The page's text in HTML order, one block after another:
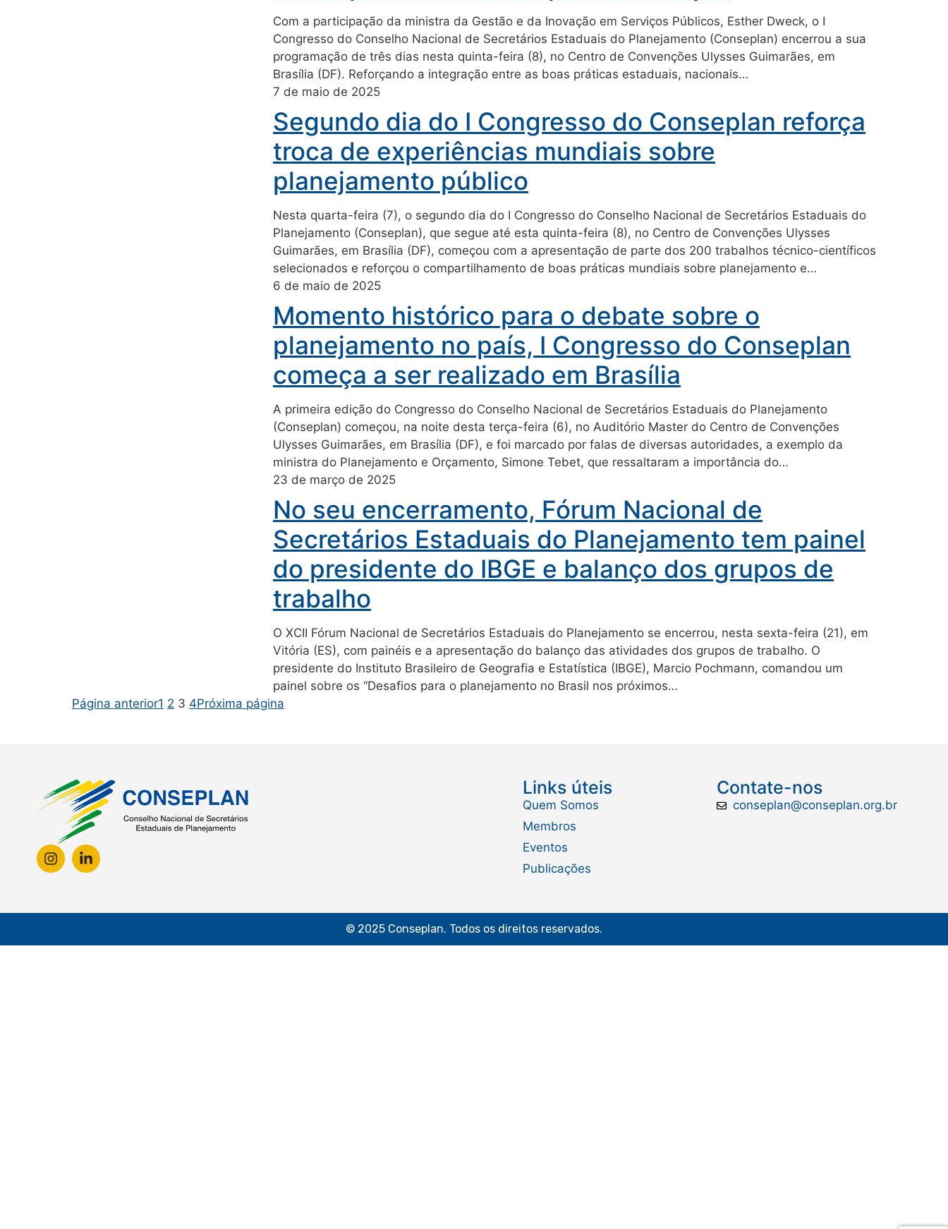
Com a participação da ministra da Gestão e da Inovação em Serviços Públicos, Esther Dweck, o I
Congresso do Conselho Nacional de Secretários Estaduais do Planejamento (Conseplan) encerrou a sua
programação de três dias nesta quinta-feira (8), no Centro de Convenções Ulysses Guimarães, em
Brasília (DF). Reforçando a integração entre as boas práticas estaduais, nacionais…
7 de maio de 2025
Segundo dia do I Congresso do Conseplan reforça
troca de experiências mundiais sobre
planejamento público
Nesta quarta-feira (7), o segundo dia do I Congresso do Conselho Nacional de Secretários Estaduais do
Planejamento (Conseplan), que segue até esta quinta-feira (8), no Centro de Convenções Ulysses
Guimarães, em Brasília (DF), começou com a apresentação de parte dos 200 trabalhos técnico-científicos
selecionados e reforçou o compartilhamento de boas práticas mundiais sobre planejamento e…
6 de maio de 2025
Momento histórico para o debate sobre o
planejamento no país, I Congresso do Conseplan
começa a ser realizado em Brasília
A primeira edição do Congresso do Conselho Nacional de Secretários Estaduais do Planejamento
(Conseplan) começou, na noite desta terça-feira (6), no Auditório Master do Centro de Convenções
Ulysses Guimarães, em Brasília (DF), e foi marcado por falas de diversas autoridades, a exemplo da
ministra do Planejamento e Orçamento, Simone Tebet, que ressaltaram a importância do…
23 de março de 2025
No seu encerramento, Fórum Nacional de
Secretários Estaduais do Planejamento tem painel
do presidente do IBGE e balanço dos grupos de
trabalho
O XCII Fórum Nacional de Secretários Estaduais do Planejamento se encerrou, nesta sexta-feira (21), em
Vitória (ES), com painéis e a apresentação do balanço das atividades dos grupos de trabalho. O
presidente do Instituto Brasileiro de Geografia e Estatística (IBGE), Marcio Pochmann, comandou um
painel sobre os “Desafios para o planejamento no Brasil nos próximos…
Página anterior1 2 3 4Próxima página
Links úteis
Quem Somos
Membros
Eventos
Publicações
Contate-nos
conseplan@conseplan.org.br
© 2025 Conseplan. Todos os direitos reservados.